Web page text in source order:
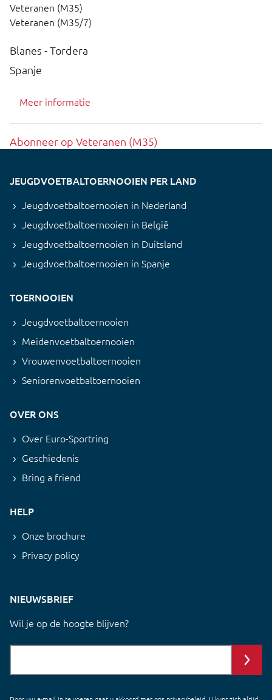
Veteranen (M35)
Veteranen (M35/7)
Blanes - Tordera
Spanje
Meer informatie
Abonneer op Veteranen (M35)
JEUGDVOETBALTOERNOOIEN PER LAND
Jeugdvoetbaltoernooien in Nederland
Jeugdvoetbaltoernooien in België
Jeugdvoetbaltoernooien in Duitsland
Jeugdvoetbaltoernooien in Spanje
TOERNOOIEN
Jeugdvoetbaltoernooien
Meidenvoetbaltoernooien
Vrouwenvoetbaltoernooien
Seniorenvoetbaltoernooien
OVER ONS
Over Euro-Sportring
Geschiedenis
Bring a friend
HELP
Onze brochure
Privacy policy
NIEUWSBRIEF
Wil je op de hoogte blijven?